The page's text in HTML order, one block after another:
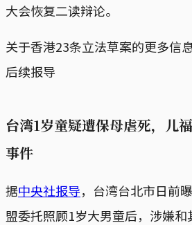
大会恢复二读辩论。
关于香港23条立法草案的更多信
后续报导
台湾1岁童疑遭保母虐死，儿
事件
据中央社报导，台湾台北市日前
盟委托照顾1岁大男童后，涉嫌